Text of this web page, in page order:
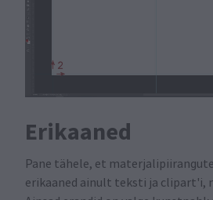
Erikaaned
Pane tähele, et
erikaaned ainult teksti ja clipart'i,